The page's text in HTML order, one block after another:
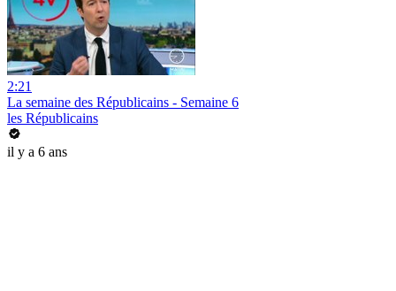
2:21
La semaine des Républicains - Semaine 6
les Républicains
il y a 6 ans